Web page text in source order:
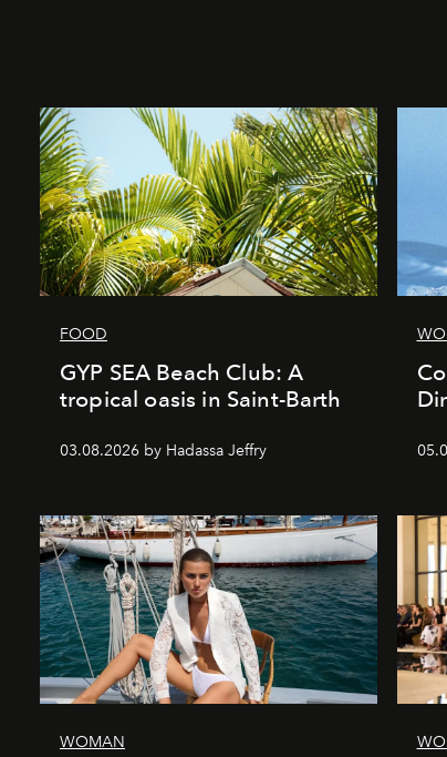
FOOD
GYP SEA Beach Club: A
tropical oasis in Saint-Barth
03.08.2026 by Hadassa Jeffry
WOMAN